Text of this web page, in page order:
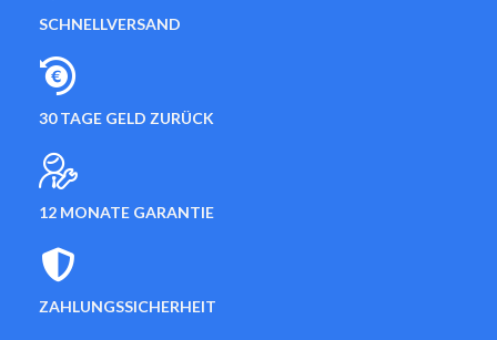
SCHNELLVERSAND
30 TAGE GELD ZURÜCK
12 MONATE GARANTIE
ZAHLUNGSSICHERHEIT